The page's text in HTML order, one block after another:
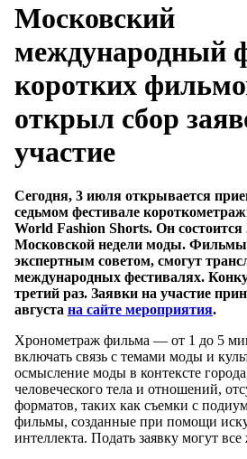
Московский
международный
коротких
открыл сбор
участие
Сегодня, 3 июля открывается
седьмом фестивале
World Fashion Shorts. Он
Московской недели моды.
экспертным советом, смогут
международных фестивалях.
третий раз. Заявки на участие
августа на сайте мероприятия.
Хронометраж фильма — от 1 до 5
включать связь с темами моды и
осмысление моды в контексте
человеческого тела и отношений,
форматов, таких как съемки с
фильмы, созданные при помощи
интеллекта. Подать заявку могут